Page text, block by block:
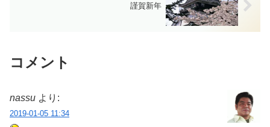
謹賀新年
コメント
nassu より:
2019-01-05 11:34